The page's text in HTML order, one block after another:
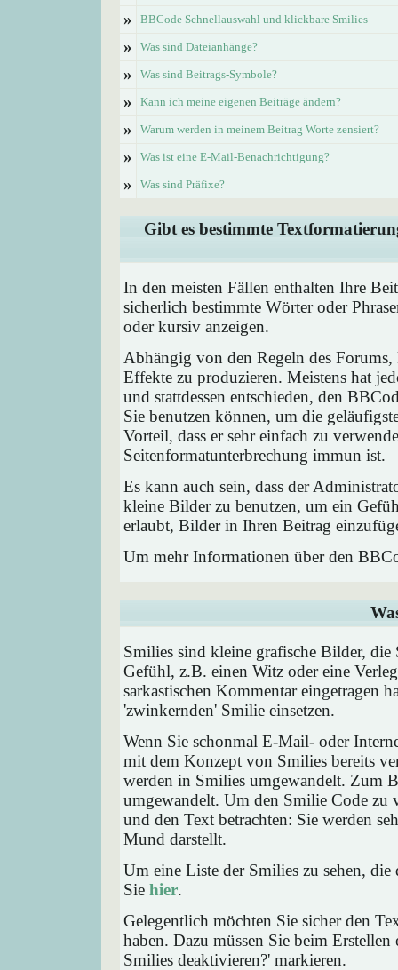
» BBCode Schnellauswahl und klickbare Smilies
» Was sind Dateianhänge?
» Was sind Beitrags-Symbole?
» Kann ich meine eigenen Beiträge ändern?
» Warum werden in meinem Beitrag Worte zensiert?
» Was ist eine E-Mail-Benachrichtigung?
» Was sind Präfixe?
Gibt es bestimmte
In den meisten Fällen enthalten Ihre
sicherlich bestimmte Wörter oder
oder kursiv anzeigen.
Abhängig von den Regeln des
Effekte zu produzieren. Meistens hat
und stattdessen entschieden, den
Sie benutzen können, um die
Vorteil, dass er sehr einfach zu
Seitenformatunterbrechung immun ist.
Es kann auch sein, dass der
kleine Bilder zu benutzen, um ein
erlaubt, Bilder in Ihren Beitrag
Um mehr Informationen über den
Smilies sind kleine grafische Bilder,
Gefühl, z.B. einen Witz oder eine
sarkastischen Kommentar eingetragen
'zwinkernden' Smilie einsetzen.
Wenn Sie schonmal E-Mail- oder
mit dem Konzept von Smilies bereits
werden in Smilies umgewandelt. Zum
umgewandelt. Um den Smilie Code zu
und den Text betrachten: Sie werden
Mund darstellt.
Um eine Liste der Smilies zu sehen,
Sie hier.
Gelegentlich möchten Sie sicher den
haben. Dazu müssen Sie beim
Smilies deaktivieren?' markieren.